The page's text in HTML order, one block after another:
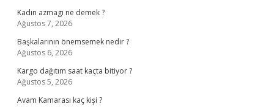
Kadın azmagı ne demek ?
Ağustos 7, 2026
Başkalarının önemsemek nedir ?
Ağustos 6, 2026
Kargo dağıtım saat kaçta bitiyor ?
Ağustos 5, 2026
Avam Kamarası kaç kişi ?